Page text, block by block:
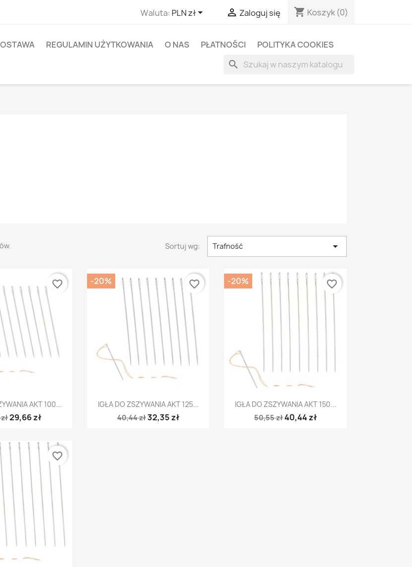
Waluta: PLN zł  Zaloguj się shopping_cart Koszyk (0)
REGULAMIN UŻYTKOWANIA O NAS PŁATNOŚCI POLITYKA COOKIES
search
Sortuj wg: Trafność 
podgląd
AKT 100...
29,66 zł
favorite_border
Szybki podgląd
IGŁA DO ZSZYWANIA AKT 125...
40,44 zł32,35 zł
-20% favorite_border
Szybki podgląd
IGŁA DO ZSZYWANIA AKT 150...
50,55 zł40,44 zł
-20% favorite_border
favorite_border